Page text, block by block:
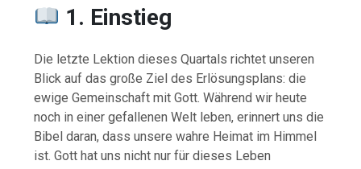
1. Einstieg
Die letzte Lektion dieses Quartals richtet unseren
Blick auf das große Ziel des Erlösungsplans: die
ewige Gemeinschaft mit Gott. Während wir heute
noch in einer gefallenen Welt leben, erinnert uns die
Bibel daran, dass unsere wahre Heimat im Himmel
ist. Gott hat uns nicht nur für dieses Leben